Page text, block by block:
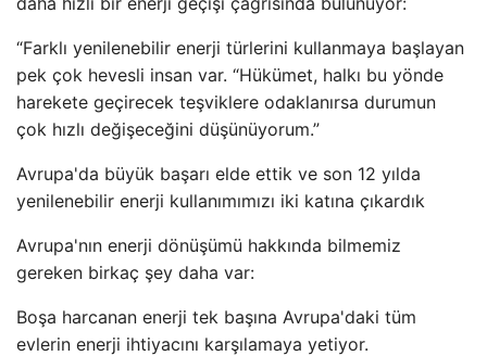
“Farklı yenilenebilir enerji türlerini kullanmaya başlayan
pek çok hevesli insan var. “Hükümet, halkı bu yönde
harekete geçirecek teşviklere odaklanırsa durumun
çok hızlı değişeceğini düşünüyorum.”
Avrupa'da büyük başarı elde ettik ve son 12 yılda
yenilenebilir enerji kullanımımızı iki katına çıkardık
Avrupa'nın enerji dönüşümü hakkında bilmemiz
gereken birkaç şey daha var:
Boşa harcanan enerji tek başına Avrupa'daki tüm
evlerin enerji ihtiyacını karşılamaya yetiyor.